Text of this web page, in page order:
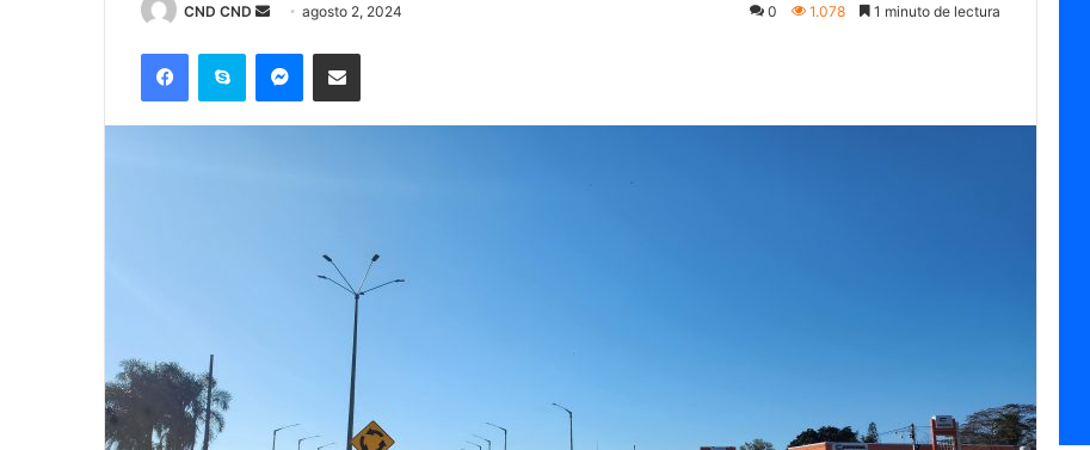
CND CND
Send
email
agosto 2, 2024 0 1.078 1 minuto de lectura
FacebookSkype MessengerCompartir por correo electrónico